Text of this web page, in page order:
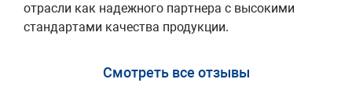
отрасли как надежного партнера с высокими
стандартами качества продукции.
Смотреть все отзывы